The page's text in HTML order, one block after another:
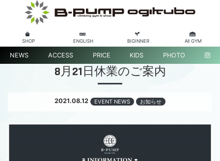
SHOP ENGLISH BIGINNER All GYM
NEWS ACCESS PRICE KIDS PHOTO
8月21日休業のご案内
2021.08.12 EVENT NEWS お知らせ